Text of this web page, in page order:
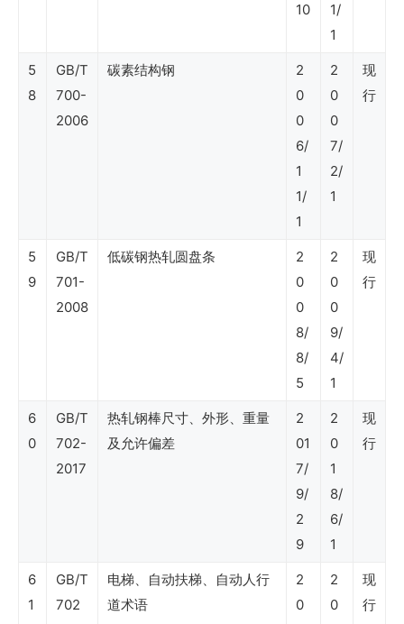
Shell
10
1/
1
5
8
GB/T
700-
2006
碳素结构钢
2
0
0
6/
1
1/
1
2
0
0
7/
2/
1
现
行
5
9
GB/T
701-
2008
低碳钢热轧圆盘条
2
0
0
8/
8/
5
2
0
0
9/
4/
1
现
行
6
0
GB/T
702-
2017
热轧钢棒尺寸、外形、重量
及允许偏差
2
01
7/
9/
2
9
2
0
1
8/
6/
1
现
行
6
1
GB/T
702
电梯、自动扶梯、自动人行
道术语
2
0
2
0
现
行